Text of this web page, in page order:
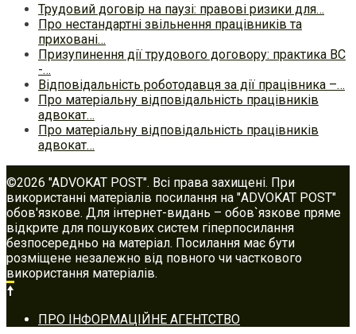
Трудовий договір на паузі: правові ризики для…
Про нестандартні звільнення працівників та
приховані…
Призупинення дії трудового договору: практика ВС
-…
Відповідальність роботодавця за дії працівника –…
Про матеріальну відповідальність працівників
адвокат…
Про матеріальну відповідальність працівників
адвокат…
©2026 "ADVOKAT POST". Всі права захищені. При
використанні матеріалів посилання на "ADVOKAT POST"
обов'язкове. Для інтернет-видань – обов`язкове пряме
відкрите для пошукових систем гіперпосилання
безпосередньо на матеріал. Посилання має бути
розміщене незалежно від повного чи часткового
використання матеріалів.
Footer
navigation
ПРО ІНФОРМАЦІЙНЕ АГЕНТСТВО